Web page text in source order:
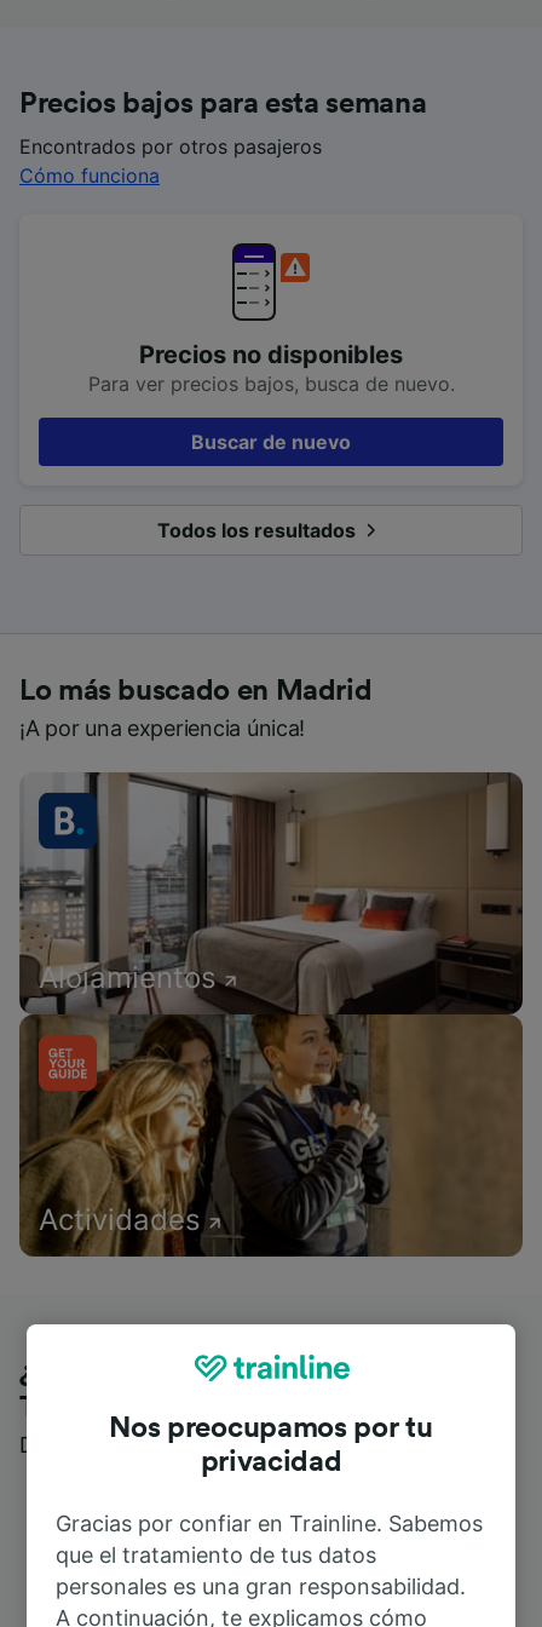
Precios bajos para esta semana
Encontrados por otros pasajeros
Cómo funciona
Precios no disponibles
Para ver precios bajos, busca de nuevo.
Buscar de nuevo
Todos los resultados
Lo más buscado en Madrid
¡A por una experiencia única!
Alojamientos
Actividades
¿Qué piensan nuestros clientes de
Trainline?
Descubre reseñas reales de nuestros viajeros
Nos preocupamos por tu
privacidad
Gracias por confiar en Trainline. Sabemos
que el tratamiento de tus datos
personales es una gran responsabilidad.
A continuación, te explicamos cómo